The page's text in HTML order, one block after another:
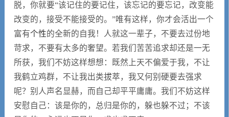
脱，你就要“该记住的要记住，该忘记的要忘记，改变能
改变的，接受不能接受的。”唯有这样，你才会活出一个
富有个性的全新的自我！人就这一辈子，不要去过份地
苛求，不要有太多的奢望。若我们苦苦追求却还是一无
所获，我们不妨这样想想：既然上天不偏爱于我，不让
我鹤立鸡群，不让我出类拔萃，我又何别硬要去强求
呢？别人声名显赫，而自己却平平庸庸。我们不妨这样
安慰自己：该是你的，总归是你的，躲也躲不过；不该